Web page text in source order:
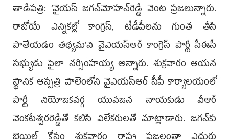
తాడిపత్రి: ‘వైయస్ జగన్‌మోహన్‌రెడ్డి వెంట ప్రజలున్నారు.
రాబోయే ఎన్నికల్లో కాంగ్రెస్, టీడీపీలను గుంత తీసి
పాతేయడం తథ్యమ’ని వైఎయస్ఆర్ కాంగ్రెస్ పార్టీ సీఈసీ
సభ్యుడు పైలా నర్సింహయ్య అన్నారు. శుక్రవారం ఆయన
స్థానిక ఆస్పత్రి పాలెంలోని వైఎయస్ఆర్ సీపీ కార్యాలయంలో
పార్టీ నియోజకవర్గ యువజన నాయకుడు వీఆర్
వెంకటేశ్వరరెడ్డితో కలిసి విలేకరులతో మాట్లాడారు. జగన్‌కు